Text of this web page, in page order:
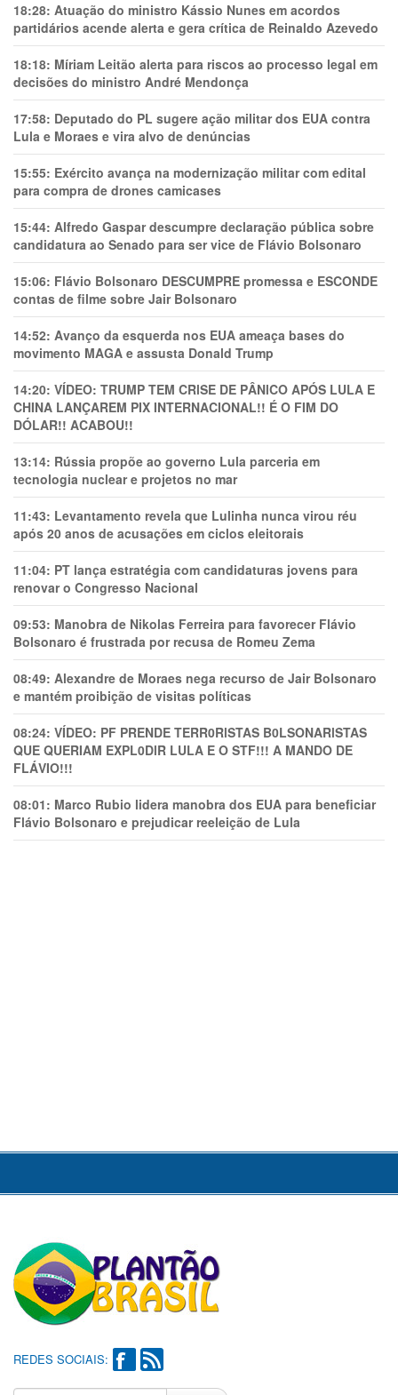
18:28: Atuação do ministro Kássio Nunes em acordos
partidários acende alerta e gera crítica de Reinaldo Azevedo
18:18: Míriam Leitão alerta para riscos ao processo legal em
decisões do ministro André Mendonça
17:58: Deputado do PL sugere ação militar dos EUA contra
Lula e Moraes e vira alvo de denúncias
15:55: Exército avança na modernização militar com edital
para compra de drones camicases
15:44: Alfredo Gaspar descumpre declaração pública sobre
candidatura ao Senado para ser vice de Flávio Bolsonaro
15:06: Flávio Bolsonaro DESCUMPRE promessa e ESCONDE
contas de filme sobre Jair Bolsonaro
14:52: Avanço da esquerda nos EUA ameaça bases do
movimento MAGA e assusta Donald Trump
14:20: VÍDEO: TRUMP TEM CRlSE DE PÂNlCO APÓS LULA E
CHINA LANÇAREM PIX INTERNACIONAL!! É O FIM DO
DÓLAR!! ACABOU!!
13:14: Rússia propõe ao governo Lula parceria em
tecnologia nuclear e projetos no mar
11:43: Levantamento revela que Lulinha nunca virou réu
após 20 anos de acusações em ciclos eleitorais
11:04: PT lança estratégia com candidaturas jovens para
renovar o Congresso Nacional
09:53: Manobra de Nikolas Ferreira para favorecer Flávio
Bolsonaro é frustrada por recusa de Romeu Zema
08:49: Alexandre de Moraes nega recurso de Jair Bolsonaro
e mantém proibição de visitas políticas
08:24: VÍDEO: PF PRENDE TERR0RlSTAS B0LSONARlSTAS
QUE QUERIAM EXPL0DlR LULA E O STF!!! A MANDO DE
FLÁVIO!!!
08:01: Marco Rubio lidera manobra dos EUA para beneficiar
Flávio Bolsonaro e prejudicar reeleição de Lula
REDES SOCIAIS: